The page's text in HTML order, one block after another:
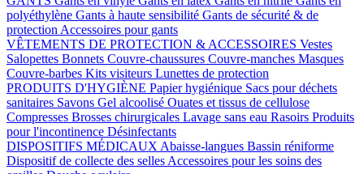
polyéthylène Gants à haute sensibilité Gants de sécurité & de
protection Accessoires pour gants
VÊTEMENTS DE PROTECTION & ACCESSOIRES Vestes
Salopettes Bonnets Couvre-chaussures Couvre-manches Masques
Couvre-barbes Kits visiteurs Lunettes de protection
PRODUITS D'HYGIÈNE Papier hygiénique Sacs pour déchets
sanitaires Savons Gel alcoolisé Ouates et tissus de cellulose
Compresses Brosses chirurgicales Lavage sans eau Rasoirs Produits
pour l'incontinence Désinfectants
DISPOSITIFS MÉDICAUX Abaisse-langues Bassin réniforme
Dispositif de collecte des selles Accessoires pour les soins des